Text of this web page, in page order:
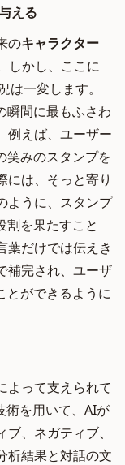
える
のキャラクター
しかし、ここに
一変します。
瞬間に最もふさわ
例えば、ユーザー
笑みのスタンプを
には、そっと寄り
ように、スタンプ
割を果たすこと
葉だけでは伝えき
補完され、ユーザ
とができるように
よって支えられて
術を用いて、AIが
、ネガティブ、
析結果と対話の文